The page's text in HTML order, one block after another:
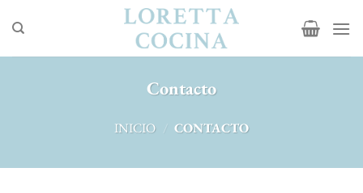
Contacto
INICIO / CONTACTO